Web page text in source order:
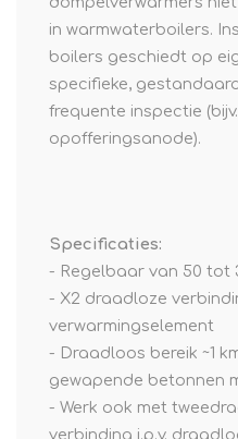
in warmwaterboilers.
boilers geschiedt op
specifieke,
frequente inspectie
opofferingsanode).
Specificaties:
- Regelbaar van 50 tot
- X2 draadloze
verwarmingselement
- Draadloos bereik ~1
gewapende betonnen
- Werk ook met
verbinding i.p.v.